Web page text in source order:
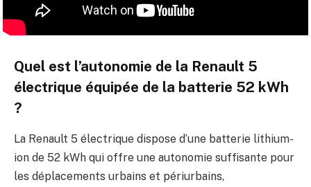
Quel est l’autonomie de la Renault 5
électrique équipée de la batterie 52 kWh
?
La Renault 5 électrique dispose d’une batterie lithium-
ion de 52 kWh qui offre une autonomie suffisante pour
les déplacements urbains et périurbains,